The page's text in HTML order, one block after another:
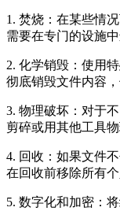
1. 焚烧：在某些情
需要在专门的设施
2. 化学销毁：使用
彻底销毁文件内容
3. 物理破坏：对于
剪碎或用其他工具物
4. 回收：如果文件
在回收前移除所有个
5. 数字化和加密：